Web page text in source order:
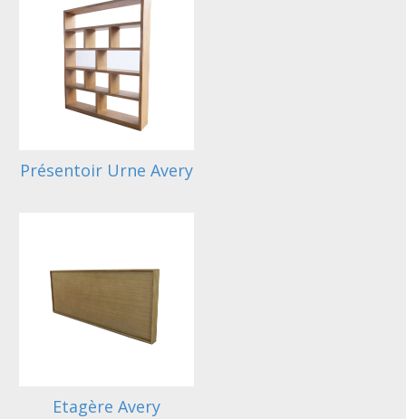
Présentoir Urne Avery
Etagère Avery